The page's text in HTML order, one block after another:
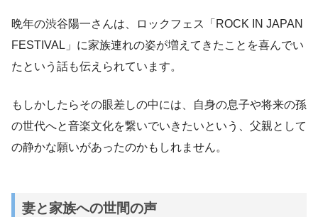
晩年の渋谷陽一さんは、ロックフェス「ROCK IN JAPAN
FESTIVAL」に家族連れの姿が増えてきたことを喜んでい
たという話も伝えられています。
もしかしたらその眼差しの中には、自身の息子や将来の孫
の世代へと音楽文化を繋いでいきたいという、父親として
の静かな願いがあったのかもしれません。
妻と家族への世間の声